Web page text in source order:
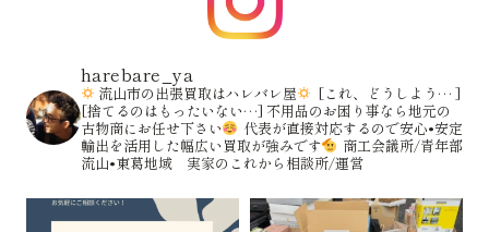
harebare_ya
流山市の出張買取はハレバレ屋
[これ、どうしよう… ]
[捨てるのはもったいない…] 不用品のお困り事なら地元の
古物商にお任せ下さい
代表が直接対応するので安心•安定
輸出を活用した幅広い買取が強みです
商工会議所/青年部
流山•東葛地域 実家のこれから相談所/運営